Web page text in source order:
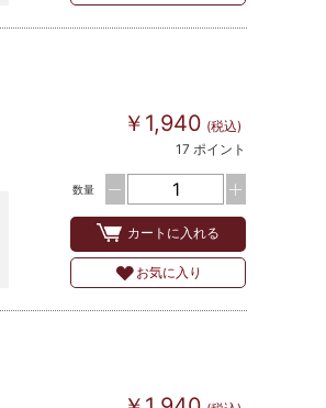
￥1,940 (税込)
17 ポイント
数量
カートに入れる
お気に入り